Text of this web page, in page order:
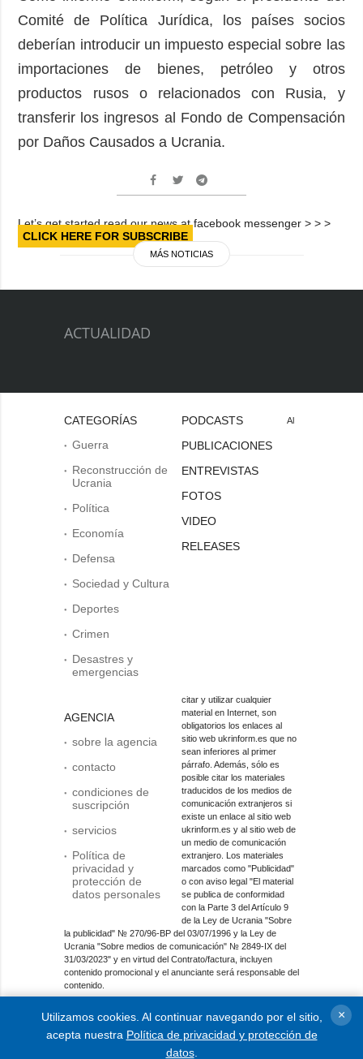
Comité de Política Jurídica, los países socios
deberían introducir un impuesto especial sobre las
importaciones de bienes, petróleo y otros
productos rusos o relacionados con Rusia, y
transferir los ingresos al Fondo de Compensación
por Daños Causados a Ucrania.
Let’s get started read our news at facebook messenger > > >
CLICK HERE FOR SUBSCRIBE
MÁS NOTICIAS
ACTUALIDAD
CATEGORÍAS
Guerra
Reconstrucción de
Ucrania
Política
Economía
Defensa
Sociedad y Cultura
Deportes
Crimen
Desastres y
emergencias
AGENCIA
sobre la agencia
contacto
condiciones de
suscripción
servicios
Política de
privacidad y
protección de
datos personales
PODCASTS
PUBLICACIONES
ENTREVISTAS
FOTOS
VIDEO
RELEASES
Al
citar y utilizar cualquier
material en Internet, son
obligatorios los enlaces al
sitio web ukrinform.es que no
sean inferiores al primer
párrafo. Además, sólo es
posible citar los materiales
traducidos de los medios de
comunicación extranjeros si
existe un enlace al sitio web
ukrinform.es y al sitio web de
un medio de comunicación
extranjero. Los materiales
marcados como "Publicidad"
o con aviso legal "El material
se publica de conformidad
con la Parte 3 del Artículo 9
de la Ley de Ucrania "Sobre
la publicidad" № 270/96-ВР del 03/07/1996 y la Ley de
Ucrania "Sobre medios de comunicación" № 2849-IX del
31/03/2023" y en virtud del Contrato/factura, incluyen
contenido promocional y el anunciante será responsable del
contenido.
Entidad de medios en línea; identificador de medios: R40-
01421.
© 2015-2026 Ukrinform. Todos los derechos reservados.
Utilizamos cookies. Al continuar navegando por el sitio,
acepta nuestra Política de privacidad y protección de
datos.
×